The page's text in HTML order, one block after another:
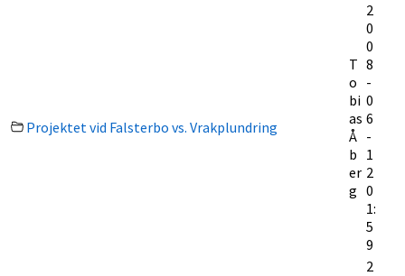
Projektet vid Falsterbo vs. Vrakplundring
T
o
bi
as
Å
b
er
g
2
0
0
8
-
0
6
-
1
2
0
1:
5
9
2